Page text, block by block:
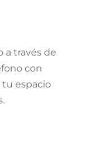
a través de
con
espacio